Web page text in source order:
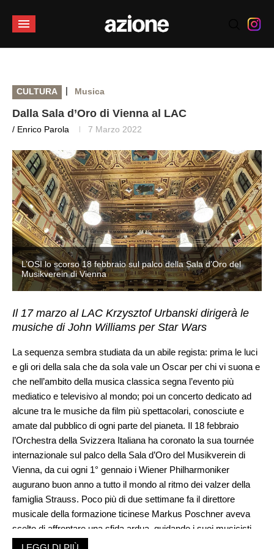
CULTURA | Musica
Dalla Sala d’Oro di Vienna al LAC
/ Enrico Parola 7 Marzo 2022
L’OSI lo scorso 18 febbraio sul palco della Sala d’Oro del
Musikverein di Vienna
Il 17 marzo al LAC Krzysztof Urbanski dirigerà le
musiche di John Williams per Star Wars
La sequenza sembra studiata da un abile regista: prima le luci
e gli ori della sala che da sola vale un Oscar per chi vi suona e
che nell’ambito della musica classica segna l’evento più
mediatico e televisivo al mondo; poi un concerto dedicato ad
alcune tra le musiche da film più spettacolari, conosciute e
amate dal pubblico di ogni parte del pianeta. Il 18 febbraio
l’Orchestra della Svizzera Italiana ha coronato la sua tournée
internazionale sul palco della Sala d’Oro del Musikverein di
Vienna, da cui ogni 1° gennaio i Wiener Philharmoniker
augurano buon anno a tutto il mondo al ritmo dei valzer della
famiglia Strauss. Poco più di due settimane fa il direttore
musicale della formazione ticinese Markus Poschner aveva
scelto di affrontare una sfida ardua, guidando i suoi musicisti
negli abissi spirituali ed estetici della sesta sinfonia